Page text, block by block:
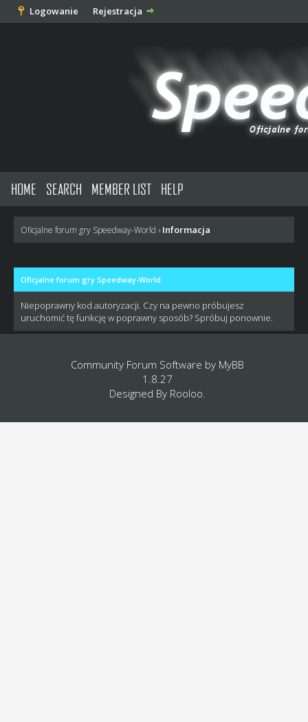
Logowanie Rejestracja
HOME SEARCH MEMBER LIST HELP
Oficjalne forum gry Speedway-World › Informacja
Oficjalne forum gry Speedway-World
Niepoprawny kod autoryzacji. Czy na pewno próbujesz
uruchomić tę funkcję w poprawny sposób? Spróbuj ponownie.
Community Forum Software by MyBB
1.8.27
Designed By Rooloo.